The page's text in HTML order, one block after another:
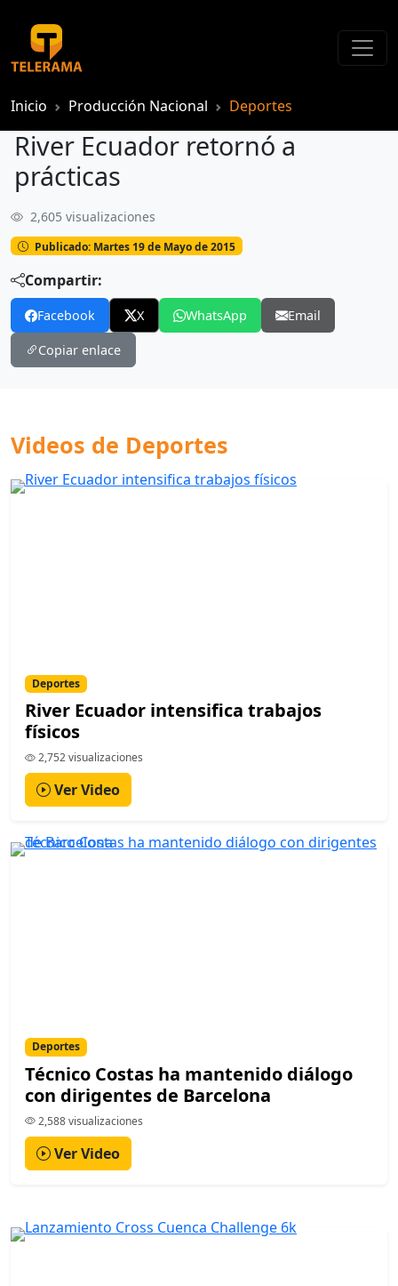
Inicio Producción Nacional Deportes
River Ecuador retornó a
prácticas
River Ecuador retornó a prácticas
2,605 visualizaciones
Publicado: Martes 19 de Mayo de 2015
Compartir:
Facebook X WhatsApp Email
Copiar enlace
Videos de Deportes
Deportes
River Ecuador intensifica trabajos
físicos
2,752 visualizaciones
Ver Video
Deportes
Técnico Costas ha mantenido diálogo
con dirigentes de Barcelona
2,588 visualizaciones
Ver Video